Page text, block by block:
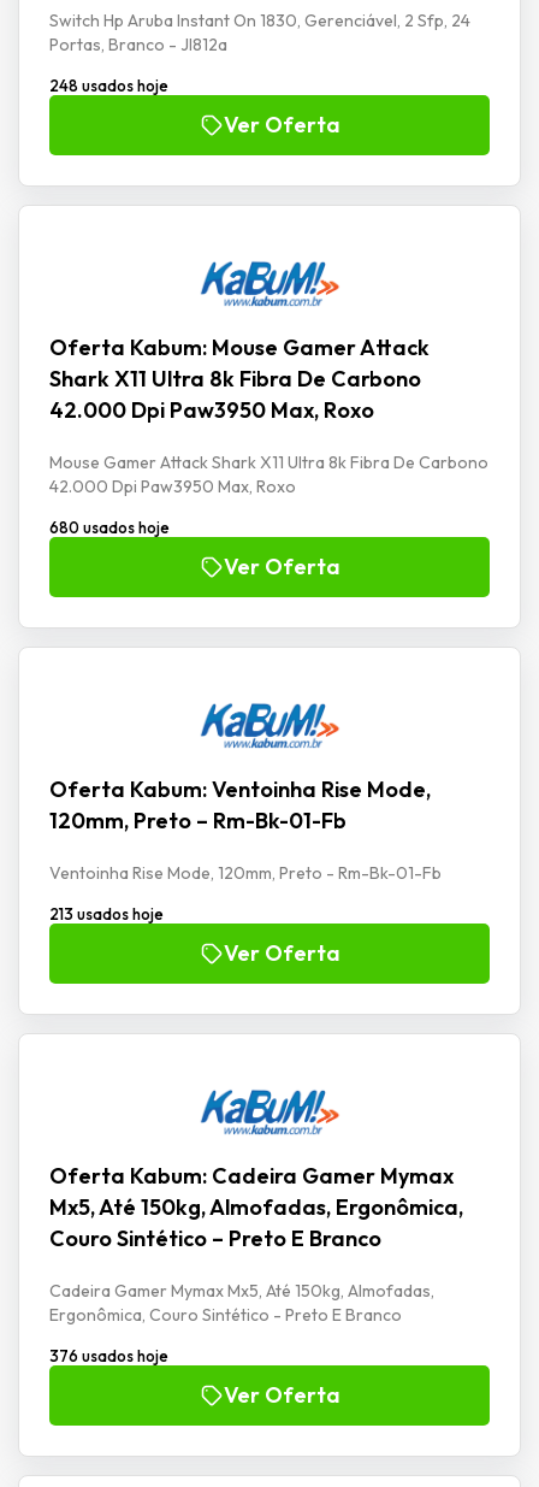
Switch Hp Aruba Instant On 1830, Gerenciável, 2 Sfp, 24
Portas, Branco - Jl812a
248 usados hoje
Ver Oferta
Oferta Kabum: Mouse Gamer Attack
Shark X11 Ultra 8k Fibra De Carbono
42.000 Dpi Paw3950 Max, Roxo
Mouse Gamer Attack Shark X11 Ultra 8k Fibra De Carbono
42.000 Dpi Paw3950 Max, Roxo
680 usados hoje
Ver Oferta
Oferta Kabum: Ventoinha Rise Mode,
120mm, Preto – Rm-Bk-01-Fb
Ventoinha Rise Mode, 120mm, Preto - Rm-Bk-01-Fb
213 usados hoje
Ver Oferta
Oferta Kabum: Cadeira Gamer Mymax
Mx5, Até 150kg, Almofadas, Ergonômica,
Couro Sintético – Preto E Branco
Cadeira Gamer Mymax Mx5, Até 150kg, Almofadas,
Ergonômica, Couro Sintético - Preto E Branco
376 usados hoje
Ver Oferta